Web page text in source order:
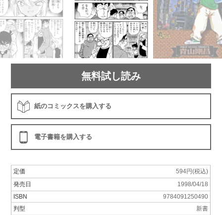
無料試し読み
紙のコミックスを購入する
電子書籍を購入する
定価
594円(税込)
発売日
1998/04/18
ISBN
9784091250490
判型
新書